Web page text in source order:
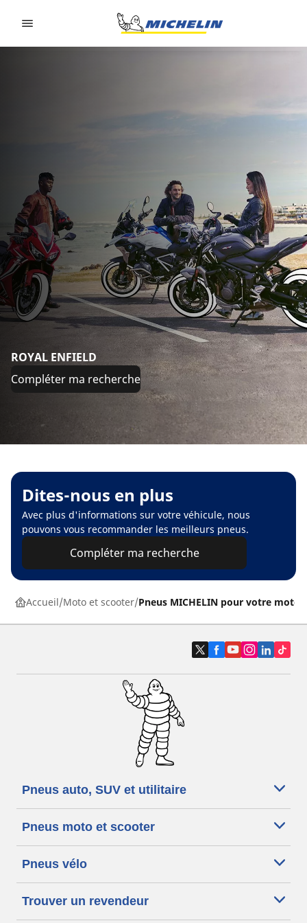
ROYAL ENFIELD
Compléter ma recherche
Dites-nous en plus
Avec plus d'informations sur votre véhicule, nous
pouvons vous recommander les meilleurs pneus.
Compléter ma recherche
Accueil Moto et scooter Pneus MICHELIN pour votre moto
Pneus auto, SUV et utilitaire
Pneus moto et scooter
Pneus vélo
Trouver un revendeur